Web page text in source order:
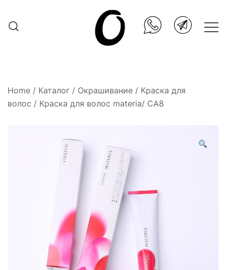
content
Home / Каталог / Окрашивание / Краска для
волос / Краска для волос materia/ CA8